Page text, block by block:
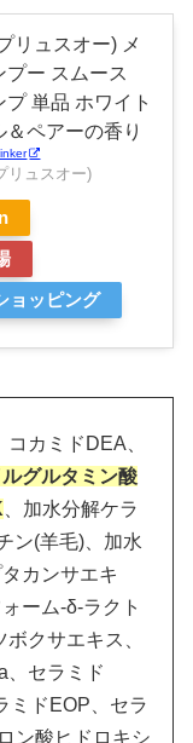
リュスオー) メ
プー スムース
単品 ホワイト
＆ペアーの香り
リュスオー)
ョッピング
、コカミドDEA、
グルタミン酸
、加水分解ケラ
ン(羊毛)、加水
カンサエキ
ーム-δ-ラクト
クサエキス、
、セラミド
ミドEOP、セラ
ン酸ヒドロキシ